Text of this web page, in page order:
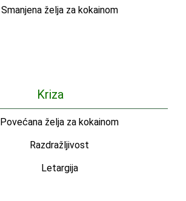
Smanjena želja za kokainom
Kriza
Povećana želja za kokainom
Razdražljivost
Letargija